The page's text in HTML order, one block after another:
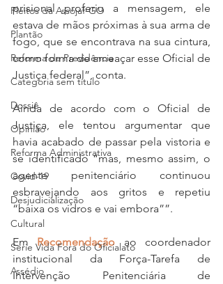
Pleitos da Assojaf-GO
Plantão
Reforma da Previdência
Categoria sem título
Dossiê
Opinião
Reforma Administrativa
Covid-19
Desjudicialização
Cultural
Serie Vida Fora do Oficialato
Assédio
prisional proferiu a mensagem, ele
estava de mãos próximas à sua arma de
fogo, que se encontrava na sua cintura,
como forma de ameaçar esse Oficial de
Justiça federal”, conta.
Ainda de acordo com o Oficial de
Justiça, ele tentou argumentar que
havia acabado de passar pela vistoria e
se identificado “mas, mesmo assim, o
agente penitenciário continuou
esbravejando aos gritos e repetiu
“baixa os vidros e vai embora””.
Em Recomendação ao coordenador
institucional da Força-Tarefa de
Intervenção Penitenciária de